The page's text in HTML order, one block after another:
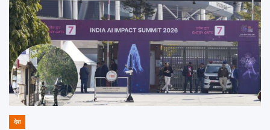
POSTED
देश